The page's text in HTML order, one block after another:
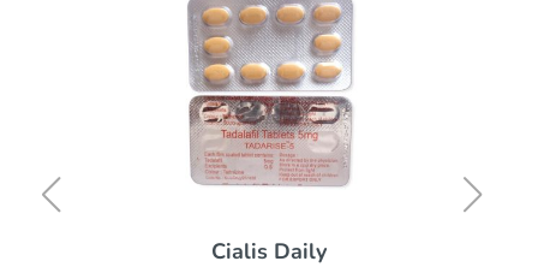
Cialis Daily